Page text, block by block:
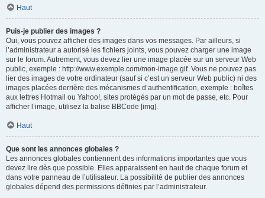
Haut
Puis-je publier des images ?
Oui, vous pouvez afficher des images dans vos messages. Par ailleurs, si
l’administrateur a autorisé les fichiers joints, vous pouvez charger une image
sur le forum. Autrement, vous devez lier une image placée sur un serveur Web
public, exemple : http://www.exemple.com/mon-image.gif. Vous ne pouvez pas
lier des images de votre ordinateur (sauf si c’est un serveur Web public) ni des
images placées derrière des mécanismes d’authentification, exemple : boîtes
aux lettres Hotmail ou Yahoo!, sites protégés par un mot de passe, etc. Pour
afficher l’image, utilisez la balise BBCode [img].
Haut
Que sont les annonces globales ?
Les annonces globales contiennent des informations importantes que vous
devez lire dès que possible. Elles apparaissent en haut de chaque forum et
dans votre panneau de l’utilisateur. La possibilité de publier des annonces
globales dépend des permissions définies par l’administrateur.